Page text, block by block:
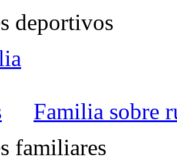
deportivos
Familia sobre
familiares